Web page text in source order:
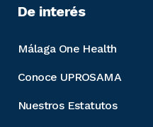
De interés
Málaga One Health
Conoce UPROSAMA
Nuestros Estatutos